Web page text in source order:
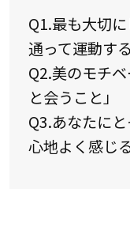
Q1.最も大切
通って運動す
Q2.美のモチ
と会うこと」
Q3.あなたに
心地よく感じ